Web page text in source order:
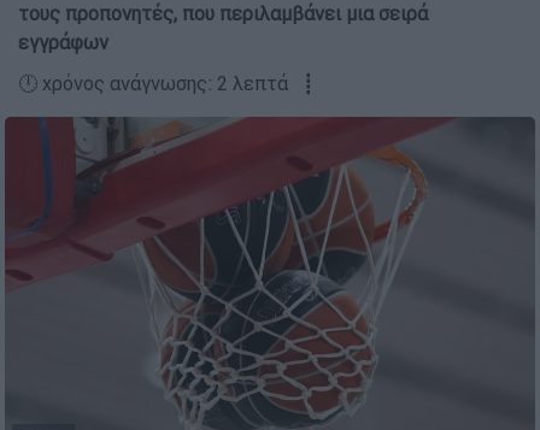
τους προπονητές, που περιλαμβάνει μια σειρά
εγγράφων
🕛 χρόνος ανάγνωσης: 2 λεπτά ┋